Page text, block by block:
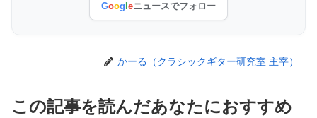
Goog eニュースでフォロー
かーる（クラシックギター研究室 主宰）
この記事を読んだあなたにおすすめ